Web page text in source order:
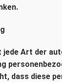
jede Art der
dass diese